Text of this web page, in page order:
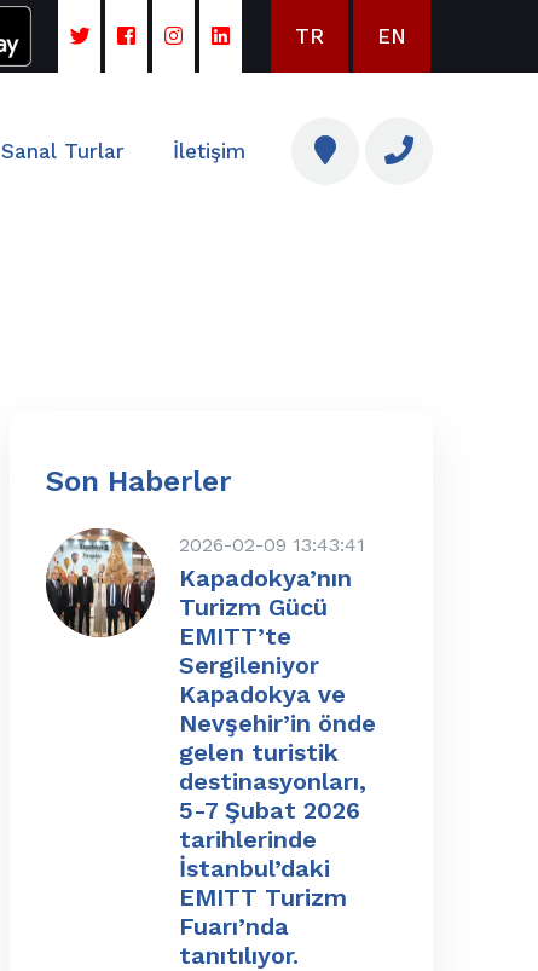
TR EN
Sanal Turlar İletişim
Son Haberler
2026-02-09 13:43:41
Kapadokya’nın
Turizm Gücü
EMITT’te
Sergileniyor
Kapadokya ve
Nevşehir’in önde
gelen turistik
destinasyonları,
5-7 Şubat 2026
tarihlerinde
İstanbul’daki
EMITT Turizm
Fuarı’nda
tanıtılıyor.